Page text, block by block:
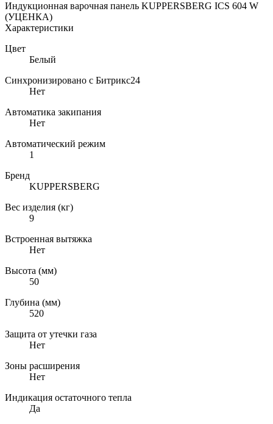
Индукционная варочная панель KUPPERSBERG ICS 604 W
(УЦЕНКА)
Характеристики
Цвет
Белый
Синхронизировано с Битрикс24
Нет
Автоматика закипания
Нет
Автоматический режим
1
Бренд
KUPPERSBERG
Вес изделия (кг)
9
Встроенная вытяжка
Нет
Высота (мм)
50
Глубина (мм)
520
Защита от утечки газа
Нет
Зоны расширения
Нет
Индикация остаточного тепла
Да